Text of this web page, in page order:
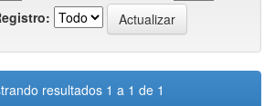
resultados 1 a 1 de 1